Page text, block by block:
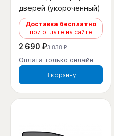
дверей (укороченный)
Доставка бесплатно
при оплате на сайте
2 690 ₽3 838 ₽
Оплата только онлайн
В корзину